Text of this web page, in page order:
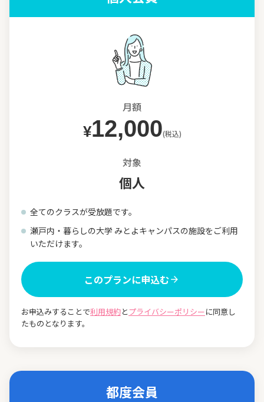
月額
¥12,000(税込)
対象
個人
全てのクラスが受放題です。
瀬戸内・暮らしの大学 みとよキャンパスの施設をご利用
いただけます。
このプランに申込む
お申込みすることで利用規約とプライバシーポリシーに同意し
たものとなります。
都度会員